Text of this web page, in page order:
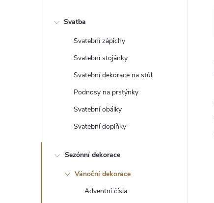
Svatba
Svatební zápichy
Svatební stojánky
Svatební dekorace na stůl
Podnosy na prstýnky
Svatební obálky
Svatební doplňky
Sezónní dekorace
Vánoční dekorace
Adventní čísla